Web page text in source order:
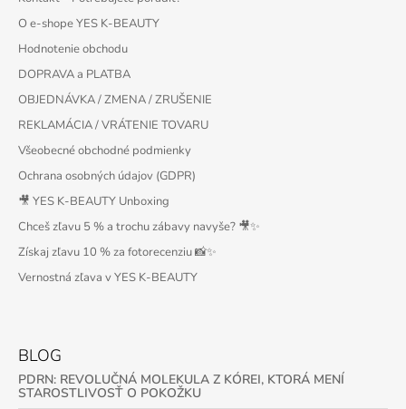
O e-shope YES K-BEAUTY
Hodnotenie obchodu
DOPRAVA a PLATBA
OBJEDNÁVKA / ZMENA / ZRUŠENIE
REKLAMÁCIA / VRÁTENIE TOVARU
Všeobecné obchodné podmienky
Ochrana osobných údajov (GDPR)
🎥 YES K-BEAUTY Unboxing
Chceš zľavu 5 % a trochu zábavy navyše? 🎥✨
Získaj zľavu 10 % za fotorecenziu 📸✨
Vernostná zľava v YES K-BEAUTY
BLOG
PDRN: REVOLUČNÁ MOLEKULA Z KÓREI, KTORÁ MENÍ
STAROSTLIVOSŤ O POKOŽKU